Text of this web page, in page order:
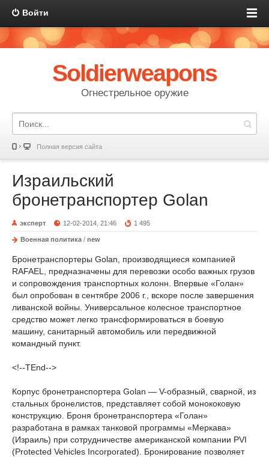
Войти
Soldierweapons
Огнестрельное оружие
Полная версия сайта
Израильский
бронетранспортер Golan
эксперт 12-02-2014, 21:46 1 495
Военная политика / new
Бронетранспортеры Golan, производящиеся компанией
RAFAEL, предназначены для перевозки особо важных грузов
и сопровождения транспортных колонн. Впервые «Голан»
был опробован в сентябре 2006 г., вскоре после завершения
ливанской войны. Универсальное колесное транспортное
средство может легко трансформироваться в боевую
машину, санитарный автомобиль или передвижной
командный пункт.
<!--TEnd-->
Корпус бронетранспортера Golan — V-образный, сварной, из
стальных бронелистов, представляет собой монококовую
конструкцию. Броня бронетранспортера «Голан»
разработана в рамках танковой программы «Меркава»
(Израиль) при сотрудничестве американской компании PVI
(Protected Vehicles Incorporated). Бронирование позволяет